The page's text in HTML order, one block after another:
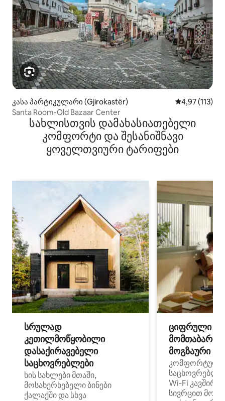
კასა პარტიკულარი (Gjirokastër) საშუალო
4,97 (113)
Santa Room-Old Bazaar Center
სახლისთვის დამახასიათებელი
კომფორტი და შესანიშნავი
ყოველთვიური ტარიფები
სრულად
კეთილმოწყობილი
დასაქირავებელი
საცხოვრებლები
ხის სახლები მთაში,
მოსახერხებელი ბინები
ქალაქში და სხვა
ციფრული
მოგზაური
კომფორტული
Wi‑Fi
სივრცით